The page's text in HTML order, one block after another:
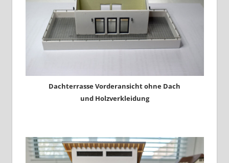
Dachterrasse Vorderansicht ohne Dach
und Holzverkleidung